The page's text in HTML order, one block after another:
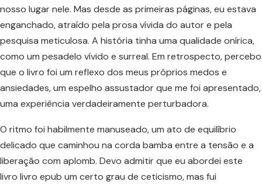
nosso lugar nele. Mas desde as primeiras páginas, eu estava
enganchado, atraído pela prosa vívida do autor e pela
pesquisa meticulosa. A história tinha uma qualidade onírica,
como um pesadelo vívido e surreal. Em retrospecto, percebo
que o livro foi um reflexo dos meus próprios medos e
ansiedades, um espelho assustador que me foi apresentado,
uma experiência verdadeiramente perturbadora.
O ritmo foi habilmente manuseado, um ato de equilíbrio
delicado que caminhou na corda bamba entre a tensão e a
liberação com aplomb. Devo admitir que eu abordei este
livro livro epub um certo grau de ceticismo, mas fui